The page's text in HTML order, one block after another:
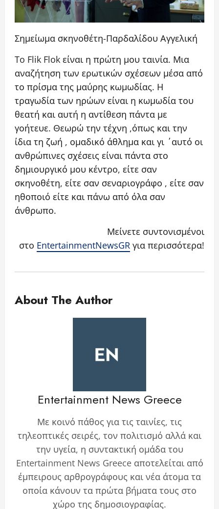
Σημείωμα σκηνοθέτη-Παρδαλίδου Αγγελική
To Flik Flok είναι η πρώτη μου ταινία. Μια
αναζήτηση των ερωτικών σχέσεων μέσα από
το πρίσμα της μαύρης κωμωδίας. Η
τραγωδία των ηρώων είναι η κωμωδία του
θεατή και αυτή η αντίθεση πάντα με
γοήτευε. Θεωρώ την τέχνη ,όπως και την
ίδια τη ζωή , ομαδικό άθλημα και γι ΄αυτό οι
ανθρώπινες σχέσεις είναι πάντα στο
δημιουργικό μου κέντρο, είτε σαν
σκηνοθέτη, είτε σαν σεναριογράφο , είτε σαν
ηθοποιό είτε και πάνω από όλα σαν
άνθρωπο.
Μείνετε συντονισμένοι
στο EntertainmentNewsGR για περισσότερα!
About The Author
Entertainment News Greece
Με κοινό πάθος για τις ταινίες, τις
τηλεοπτικές σειρές, τον πολιτισμό αλλά και
την υγεία, η συντακτική ομάδα του
Entertainment News Greece αποτελείται από
έμπειρους αρθρογράφους και νέα άτομα τα
οποία κάνουν τα πρώτα βήματα τους στο
χώρο της δημοσιογραφίας.